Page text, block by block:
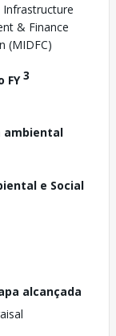
Infrastructure
& Finance
(MIDFC)
FY3
ambiental
e Social
alcançada